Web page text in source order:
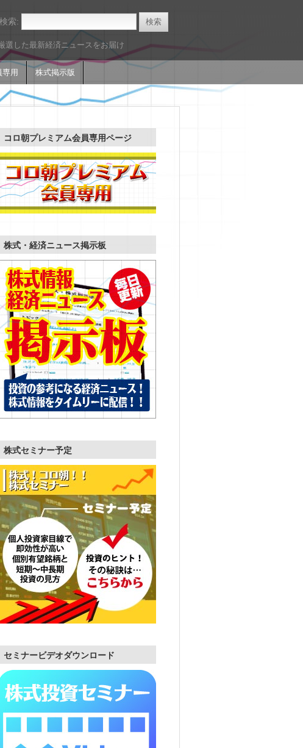
選した最新経済ニュースをお届け
専用 株式掲示版
検索:
コロ朝プレミアム会員専用ページ
株式・経済ニュース掲示板
株式セミナー予定
セミナービデオダウンロード